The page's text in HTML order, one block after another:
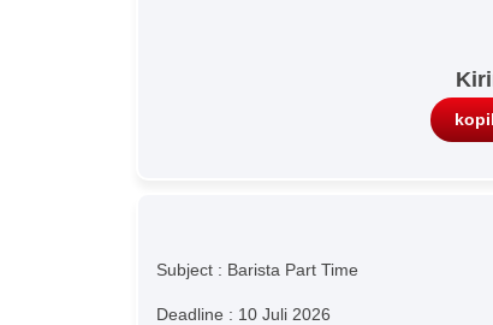
Subject : Barista Part Time
Deadline : 10 Juli 2026